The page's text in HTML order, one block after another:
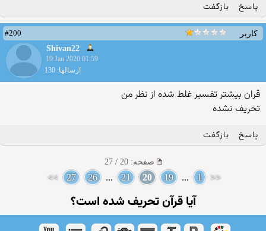
پاسخ بازگفت
کاربر
#200
Shivan22
19 Jan 2020 01:59
ارسالها: 130
قران بیشتر تفسیر غلط شده از نظر من
تحریف نشده
پاسخ بازگفت
صفحه: 20 / 27
<<
1
...
19
20
21
...
26
27
>>
آیا قرآن تحریف شده است؟